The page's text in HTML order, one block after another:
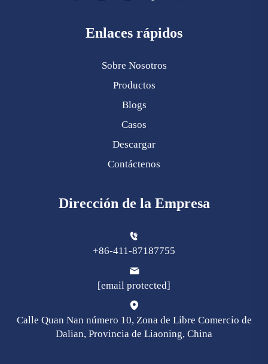
Enlaces rápidos
Sobre Nosotros
Productos
Blogs
Casos
Descargar
Contáctenos
Dirección de la Empresa
+86-411-87187755
[email protected]
Calle Quan Nan número 10, Zona de Libre Comercio de
Dalian, Provincia de Liaoning, China